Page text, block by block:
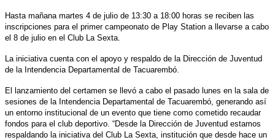
Hasta mañana martes 4 de julio de 13:30 a 18:00 horas se reciben las
inscripciones para el primer campeonato de Play Station a llevarse a cabo
el 8 de julio en el Club La Sexta.
La iniciativa cuenta con el apoyo y respaldo de la Dirección de Juventud
de la Intendencia Departamental de Tacuarembó.
El lanzamiento del certamen se llevó a cabo el pasado lunes en la sala de
sesiones de la Intendencia Departamental de Tacuarembó, generando así
un entorno institucional de un evento que tiene como cometido recaudar
fondos para el club deportivo. “Desde la Dirección de Juventud estamos
respaldando la iniciativa del Club La Sexta, institución que desde hace un